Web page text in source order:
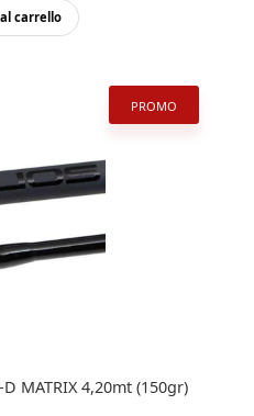
carrello
PROMO
MATRIX 4,20mt (150gr)